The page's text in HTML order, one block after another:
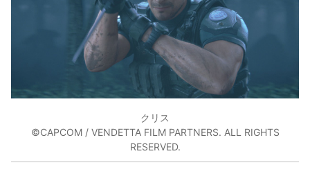
クリス
©CAPCOM / VENDETTA FILM PARTNERS. ALL RIGHTS
RESERVED.